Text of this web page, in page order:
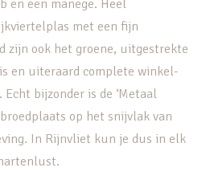
en een manege. Heel
met een fijn
zijn ook het groene, uitgestrekte
en uiteraard complete winkel-
bijzonder is de ‘Metaal
op het snijvlak van
In Rijnvliet kun je dus in elk